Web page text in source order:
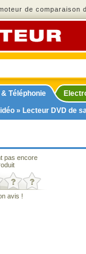
de comparaison
& Téléphonie
» Lecteur DVD de
pas encore
avis !